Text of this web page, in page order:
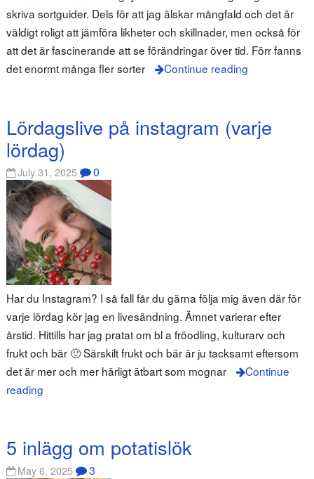
skriva sortguider. Dels för att jag älskar mångfald och det är
väldigt roligt att jämföra likheter och skillnader, men också för
att det är fascinerande att se förändringar över tid. Förr fanns
det enormt många fler sorter
Continue reading
Lördagslive på instagram (varje
lördag)
July 31, 2025 0
Har du Instagram? I så fall får du gärna följa mig även där för
varje lördag kör jag en livesändning. Ämnet varierar efter
årstid. Hittills har jag pratat om bl a fröodling, kulturarv och
frukt och bär 🙂 Särskilt frukt och bär är ju tacksamt eftersom
det är mer och mer härligt ätbart som mognar
Continue
reading
5 inlägg om potatislök
May 6, 2025 3